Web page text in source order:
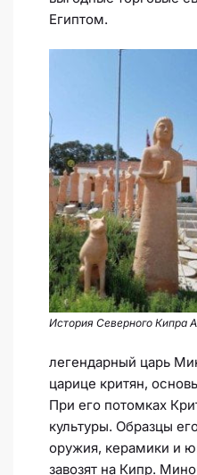
Египтом.
История Северного Кипра
легендарный царь
царице критян,
При его потомках
культуры. Образцы
оружия, керамики и
завозят на Кипр.